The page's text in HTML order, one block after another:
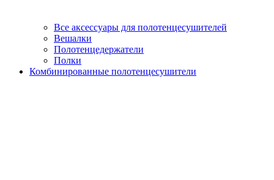
Все аксессуары для полотенцесушителей
Вешалки
Полотенцедержатели
Полки
Комбинированные полотенцесушители